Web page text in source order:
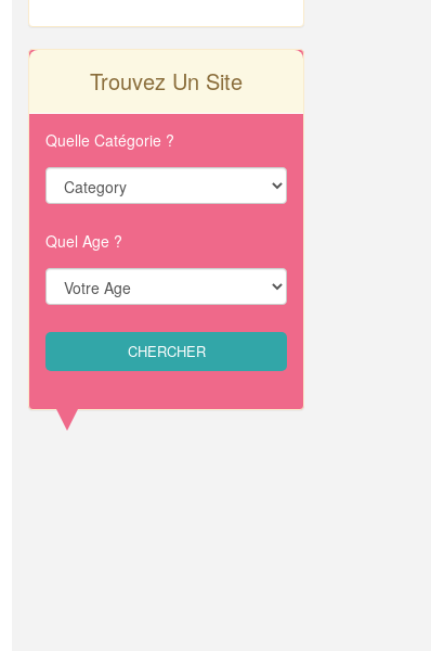
Trouvez Un Site
Quelle Catégorie ?
Quel Age ?